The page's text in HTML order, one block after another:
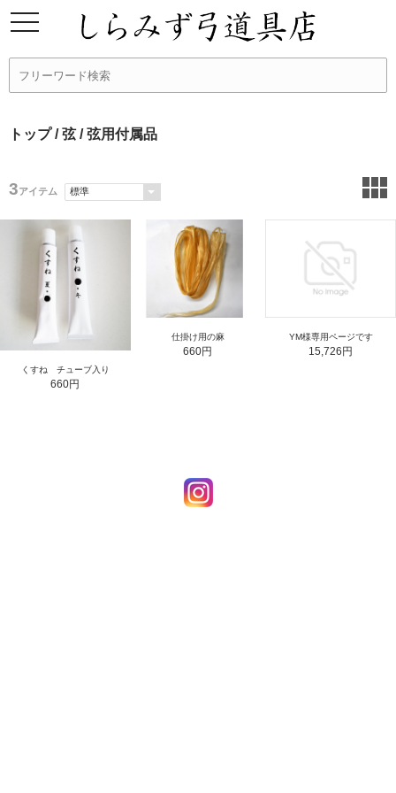
トップ/弦/ 弦用付属品
3アイテム
くすね チューブ入り
660円
仕掛け用の麻
660円
YM様専用ページです
15,726円